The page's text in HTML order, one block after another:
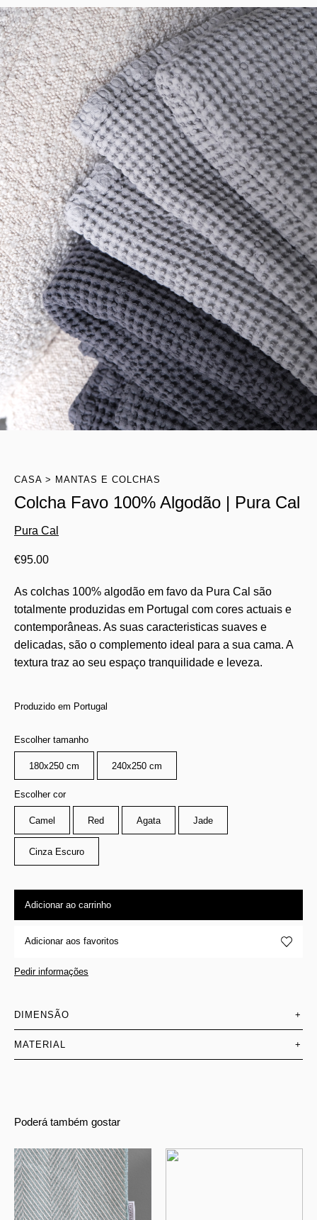
CASA MANTAS E COLCHAS
Colcha Favo 100% Algodão | Pura Cal
Pura Cal
€95.00
As colchas 100% algodão em favo da Pura Cal são
totalmente produzidas em Portugal com cores actuais e
contemporâneas. As suas caracteristicas suaves e
delicadas, são o complemento ideal para a sua cama. A
textura traz ao seu espaço tranquilidade e leveza.
Produzido em Portugal
Escolher tamanho
180x250 cm 240x250 cm
Escolher cor
Camel Red Agata Jade
Cinza Escuro
Adicionar ao carrinho
Adicionar aos favoritos
Pedir informações
DIMENSÃO +
MATERIAL +
Poderá também gostar